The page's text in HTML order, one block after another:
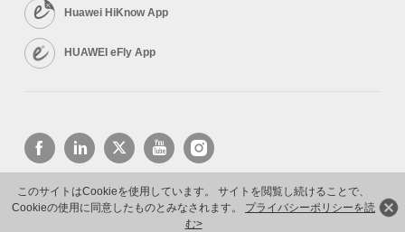
このサイトはCookieを使用しています。 サイトを閲覧し続けることで、
Cookieの使用に同意したものとみなされます。 プライバシーポリシーを読
む>
Huawei HiKnow App
HUAWEI eFly App
Copyright © 2026 Huawei Technologies Co., Ltd. All rights reserved.
プライバシーポリシー